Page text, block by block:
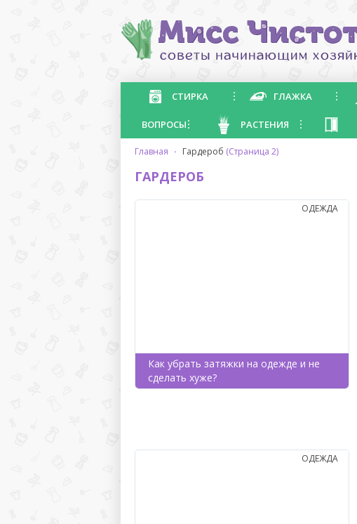
СТИРКА ГЛАЖКА
ВОПРОСЫ РАСТЕНИЯ
главная · гардероб (Страница 2)
ГАРДЕРОБ
Как убрать затяжки на одежде и не
сделать хуже?
ОДЕЖДА
ОДЕЖДА